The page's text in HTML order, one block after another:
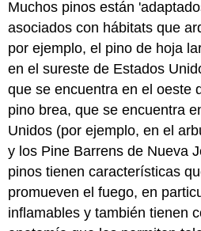
Muchos pinos están
asociados con hábitats que
por ejemplo, el pino de hoja
en el sureste de Estados
que se encuentra en el oeste
pino brea, que se encuentra
Unidos (por ejemplo, en el
y los Pine Barrens de Nueva
pinos tienen características
promueven el fuego, en
inflamables y también tienen